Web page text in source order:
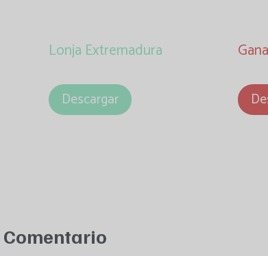
Lonja Extremadura
Descargar
Comentario